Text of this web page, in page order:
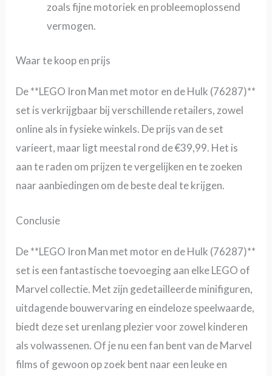
zoals fijne motoriek en probleemoplossend
vermogen.
Waar te koop en prijs
De **LEGO Iron Man met motor en de Hulk (76287)**
set is verkrijgbaar bij verschillende retailers, zowel
online als in fysieke winkels. De prijs van de set
varieert, maar ligt meestal rond de €39,99. Het is
aan te raden om prijzen te vergelijken en te zoeken
naar aanbiedingen om de beste deal te krijgen.
Conclusie
De **LEGO Iron Man met motor en de Hulk (76287)**
set is een fantastische toevoeging aan elke LEGO of
Marvel collectie. Met zijn gedetailleerde minifiguren,
uitdagende bouwervaring en eindeloze speelwaarde,
biedt deze set urenlang plezier voor zowel kinderen
als volwassenen. Of je nu een fan bent van de Marvel
films of gewoon op zoek bent naar een leuke en